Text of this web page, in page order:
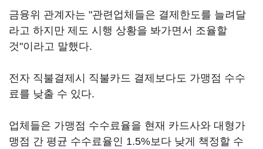
금융위 관계자는 "관련업체들은 결제한도를 늘려달
라고 하지만 제도 시행 상황을 봐가면서 조율할
것"이라고 말했다.
전자 직불결제시 직불카드 결제보다도 가맹점 수수
료를 낮출 수 있다.
업체들은 가맹점 수수료율을 현재 카드사와 대형가
맹점 간 평균 수수료율인 1.5%보다 낮게 책정할 수